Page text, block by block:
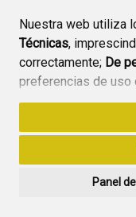
Nuestra web utiliza
Técnicas,
correctamente; De
preferencias de uso
funcionamiento de
Si acepta pulsando
consideramos que
ninguna acción, se
Panel